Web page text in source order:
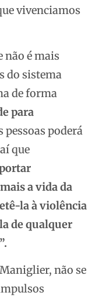
vivenciamos
não é mais
do sistema
de forma
para
pessoas poderá
que
a vida da
la à violência
de qualquer
não se